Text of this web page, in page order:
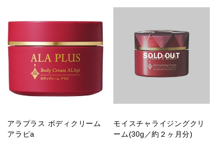
アラプラス ボディクリーム
アラピa
SOLD OUT
モイスチャライジングクリ
ーム(30g／約２ヶ月分)